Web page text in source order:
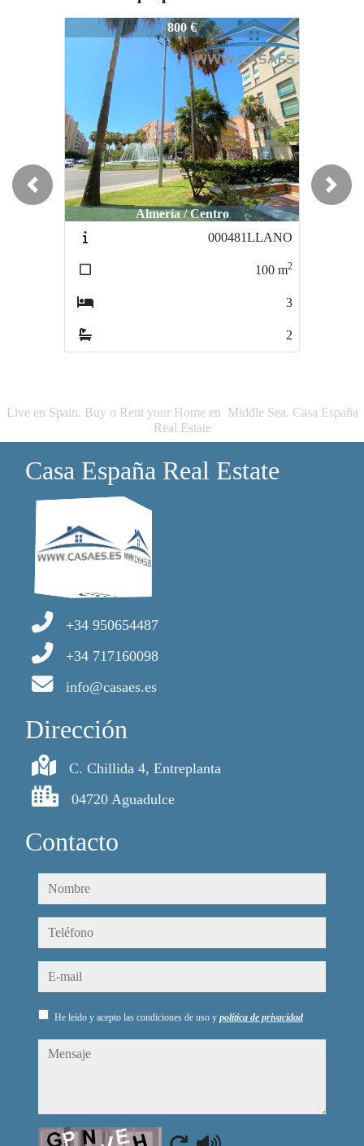
2382_JuanBosco_1
800 €
Almería / Centro
000481LLANO
m 2
2382_JuanBosco_1
1.000 €
Almería / Centro
Previous Next
Live en Spain. Buy o Rent your Home en Middle Sea. Casa España
Real Estate
Casa España Real Estate
+34 950654487
+34 717160098
info@casaes.es
Dirección
C. Chillida 4, Entreplanta
04720 Aguadulce
Contacto
nombre
teléfono
e-mail
He leído y acepto las condiciones de uso y política de privacidad
mensaje
Captcha